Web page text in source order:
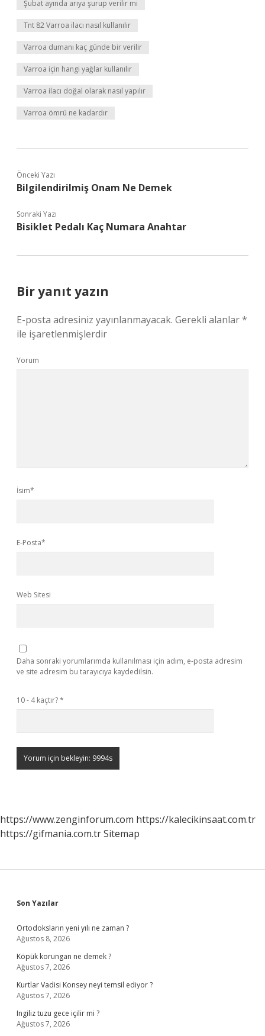
Şubat ayında arıya şurup verilir mi
Tnt 82 Varroa ilacı nasıl kullanılır
Varroa dumanı kaç günde bir verilir
Varroa için hangi yağlar kullanılır
Varroa ilacı doğal olarak nasıl yapılır
Varroa ömrü ne kadardır
Önceki Yazı
Bilgilendirilmiş Onam Ne Demek
Sonraki Yazı
Bisiklet Pedalı Kaç Numara Anahtar
Bir yanıt yazın
E-posta adresiniz yayınlanmayacak. Gerekli alanlar*
ile işaretlenmişlerdir
Yorum
İsim*
E-Posta*
Web Sitesi
Daha sonraki yorumlarımda kullanılması için adım, e-posta adresim
ve site adresim bu tarayıcıya kaydedilsin.
10 - 4 kaçtır?*
https://www.zenginforum.com https://kalecikinsaat.com.tr
https://gifmania.com.trSitemap
Sidebar
Son Yazılar
Ortodoksların yeni yılı ne zaman ?
Ağustos 8, 2026
Köpük korungan ne demek ?
Ağustos 7, 2026
Kurtlar Vadisi Konsey neyi temsil ediyor ?
Ağustos 7, 2026
Ingiliz tuzu gece içilir mi ?
Ağustos 7, 2026